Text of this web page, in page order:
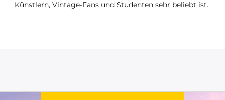
Künstlern, Vintage-Fans und Studenten sehr beliebt ist.